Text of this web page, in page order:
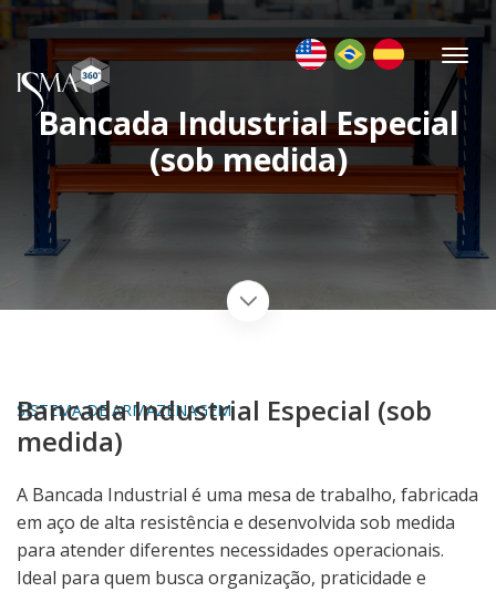
Bancada Industrial Especial
(sob medida)
SISTEMA DE ARMAZENAGEM
Bancada Industrial Especial (sob
medida)
A Bancada Industrial é uma mesa de trabalho, fabricada
em aço de alta resistência e desenvolvida sob medida
para atender diferentes necessidades operacionais.
Ideal para quem busca organização, praticidade e